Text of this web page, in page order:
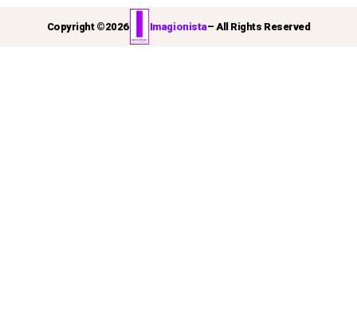
Copyright ©2026 Imagionista– All Rights Reserved